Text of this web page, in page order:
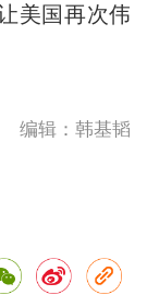
美国再次伟
编辑：韩基韬